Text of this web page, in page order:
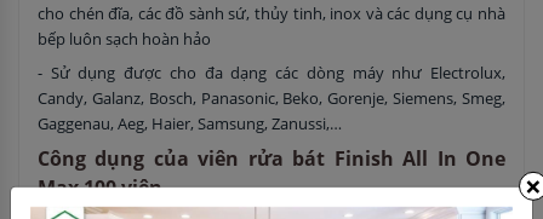
cho chén đĩa, các đồ sành sứ, thủy tinh, inox và các dụng cụ nhà
bếp luôn sạch hoàn hảo
- Sử dụng được cho đa dạng các dòng máy như Electrolux,
Candy, Galanz, Bosch, Panasonic, Beko, Gorenje, Siemens, Smeg,
Gaggenau, Aeg, Haier, Samsung, Zanussi,…
Công dụng của viên rửa bát Finish All In One
Max 100 viên
×